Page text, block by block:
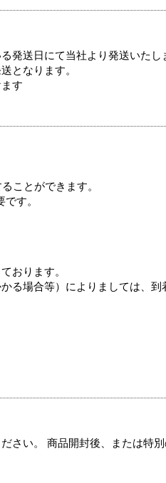
発送日にて当社より発送いたし
となります。
す
ことができます。
す。
おります。
る場合等）によりましては、到
さい。 商品開封後、または特